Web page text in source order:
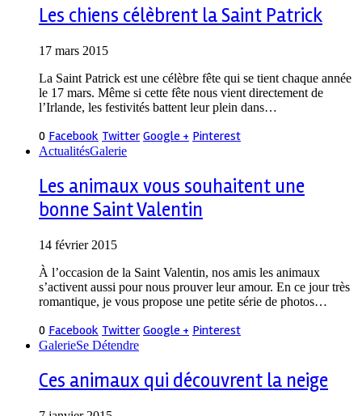
Les chiens célèbrent la Saint Patrick
17 mars 2015
La Saint Patrick est une célèbre fête qui se tient chaque année
le 17 mars. Même si cette fête nous vient directement de
l’Irlande, les festivités battent leur plein dans…
0 Facebook Twitter Google + Pinterest
ActualitésGalerie
Les animaux vous souhaitent une
bonne Saint Valentin
14 février 2015
À l’occasion de la Saint Valentin, nos amis les animaux
s’activent aussi pour nous prouver leur amour. En ce jour très
romantique, je vous propose une petite série de photos…
0 Facebook Twitter Google + Pinterest
GalerieSe Détendre
Ces animaux qui découvrent la neige